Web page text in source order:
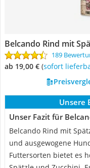
Belcando Rind mit
189
ab 19,00 € ( Sofort
Unsere
Unser Fazit für
Belcando Rind mit
und ausgewogene
Futtersorten bietet es